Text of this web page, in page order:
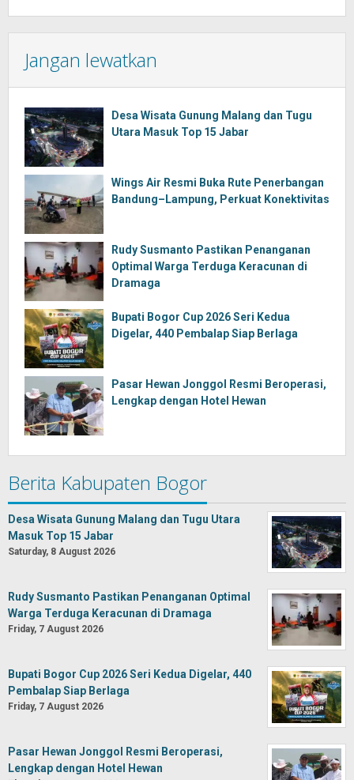
Jangan lewatkan
Desa Wisata Gunung Malang dan Tugu
Utara Masuk Top 15 Jabar
Wings Air Resmi Buka Rute Penerbangan
Bandung–Lampung, Perkuat Konektivitas
Rudy Susmanto Pastikan Penanganan
Optimal Warga Terduga Keracunan di
Dramaga
Bupati Bogor Cup 2026 Seri Kedua
Digelar, 440 Pembalap Siap Berlaga
Pasar Hewan Jonggol Resmi Beroperasi,
Lengkap dengan Hotel Hewan
Berita Kabupaten Bogor
Desa Wisata Gunung Malang dan Tugu Utara
Masuk Top 15 Jabar
Saturday, 8 August 2026
Rudy Susmanto Pastikan Penanganan Optimal
Warga Terduga Keracunan di Dramaga
Friday, 7 August 2026
Bupati Bogor Cup 2026 Seri Kedua Digelar, 440
Pembalap Siap Berlaga
Friday, 7 August 2026
Pasar Hewan Jonggol Resmi Beroperasi,
Lengkap dengan Hotel Hewan